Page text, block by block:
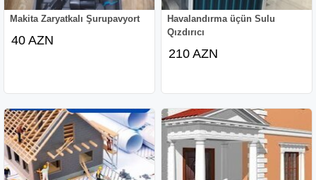
Makita Zaryatkalı Şurupavyort
40 AZN
Havalandırma üçün Sulu
Qızdırıcı
210 AZN